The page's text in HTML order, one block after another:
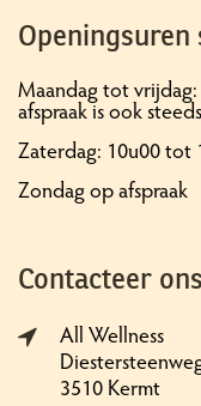
Maandag tot
afspraak is ook
Zaterdag: 10u00 tot
Zondag op afspraak
Contacteer ons
All Wellness
3510 Kermt